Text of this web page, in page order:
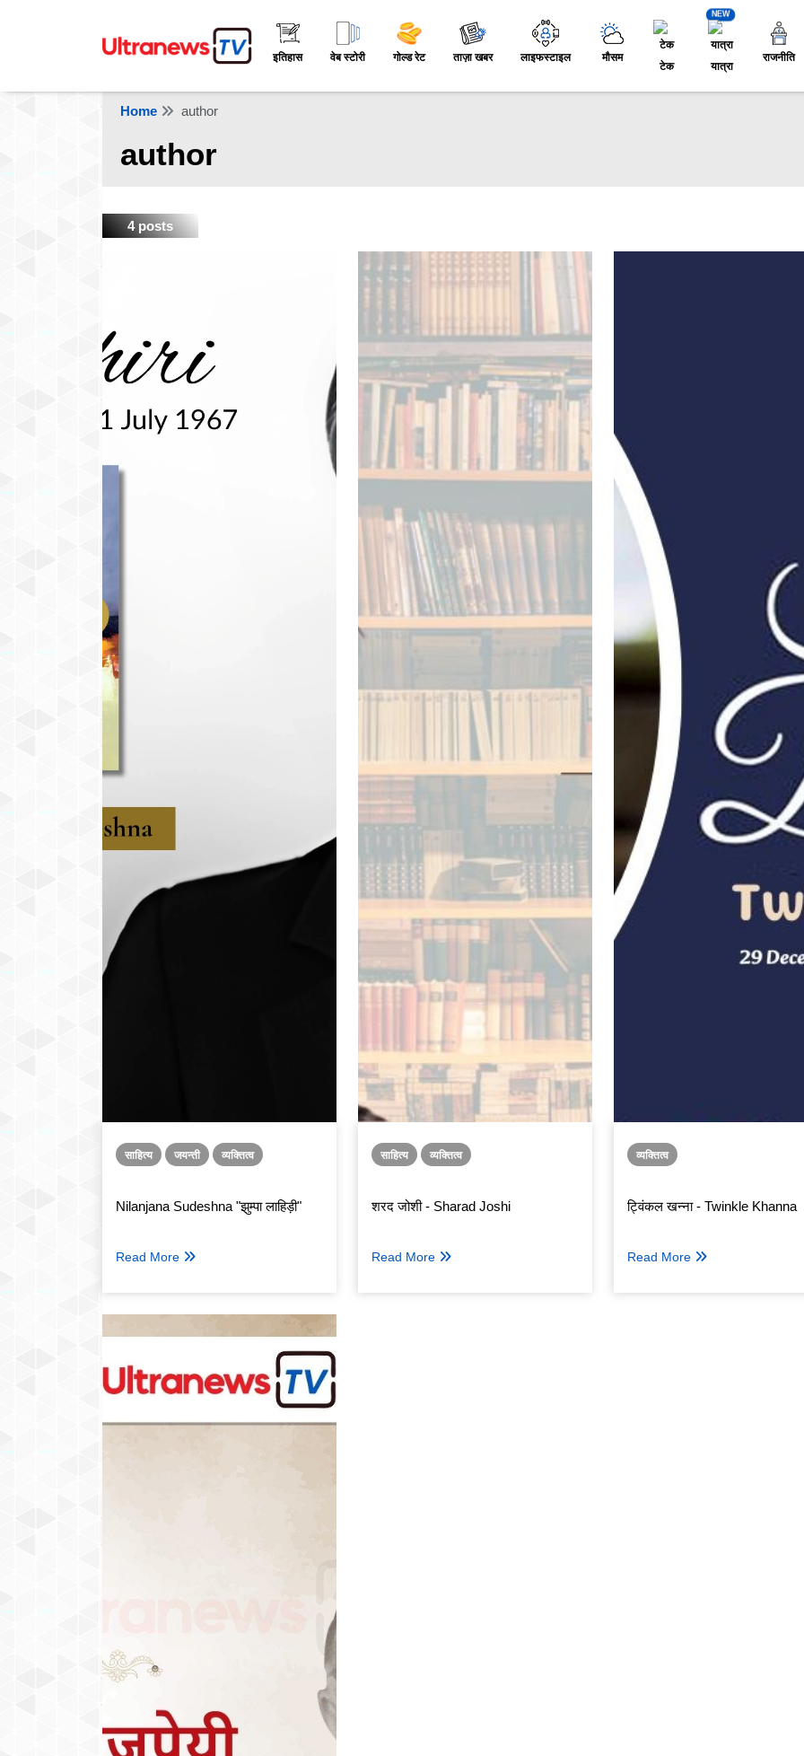
इतिहास वेब स्टोरी गोल्ड रेट ताज़ा खबर लाइफस्टाइल मौसम
टेक
NEW
यात्रा
राजनीति
Home author
author
4 posts
साहित्य जयन्ती व्यक्तित्व
Nilanjana Sudeshna "झुम्पा लाहिड़ी"
Read More
साहित्य व्यक्तित्व
शरद जोशी - Sharad Joshi
Read More
व्यक्तित्व
ट्विंकल खन्ना - Twinkle Khanna
Read More